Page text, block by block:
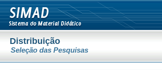
Distribuição
Seleção das Pesquisas